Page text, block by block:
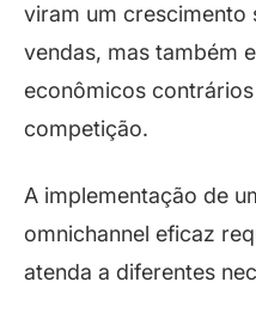
viram um crescimento
vendas, mas também
econômicos
competição.
A implementação de
omnichannel eficaz
atenda a diferentes